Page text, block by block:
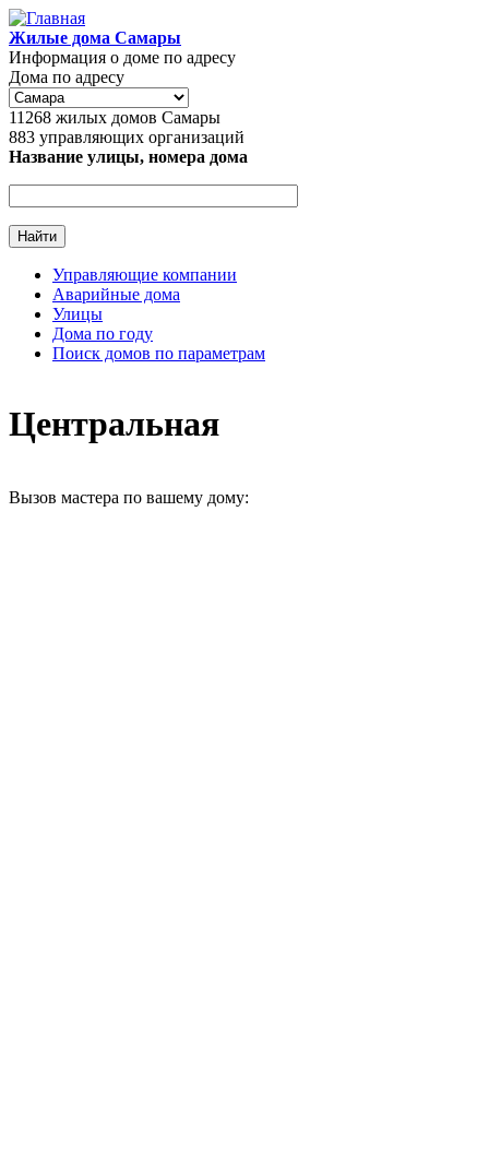
Перейти к основному содержанию
Жилые дома Самары
Информация о доме по адресу
Дома по адресу
11268 жилых домов Самары
883 управляющих организаций
Название улицы, номера дома
Главное меню
Управляющие компании
Аварийные дома
Улицы
Дома по году
Поиск домов по параметрам
Центральная
Вызов мастера по вашему дому: